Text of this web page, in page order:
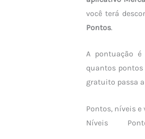
você terá
Pontos.
A pontuação é
quantos
gratuito passa
Pontos, níveis e
Níveis